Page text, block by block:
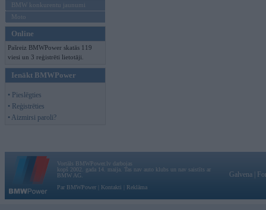
BMW konkurentu jaunumi
Moto
Online
Pašreiz BMWPower skatās 119
viesi un 3 reģistrēti lietotāji.
Ienākt BMWPower
• Pieslēgties
• Reģistrēties
• Aizmirsi paroli?
Vortāls BMWPower.lv darbojas
kopš 2002. gada 14. maija. Tas nav auto klubs un nav saistīts ar
BMW AG.
Par BMWPower
Kontakti Reklāma
Galvena